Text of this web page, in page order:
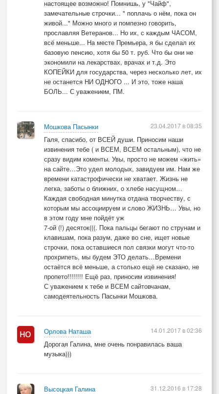
настоящее возможно! Помнишь, у "Чайф",
замечательные строчки... " поплачь о нём, пока он
живой..." Можно много и помпезно говорить,
прославляя Ветеранов... Но их, с каждым ЧАСОМ,
всё меньше... На месте Премьера, я бы сделал их
базовую пенсию, хотя бы 50 т. руб. Что бы они не
экономили на лекарствах, врачах и т.д. Это
КОПЕЙКИ для государства, через несколько лет, их
не останется НИ ОДНОГО ... И это, тоже наша
БОЛЬ... С уважением, ПМ.
Мошкова Пасынки
Галя, спасибо, от ВСЕЙ души. Приносим наши
извинения тебе ( и ВСЕМ, ВСЕМ остальным), что не
сразу видим коменты. Увы, просто не можем «жить»
на сайте…Это удел молодых, завидуем им. Нам же
времени катастрофически не хватает. Жизнь не
легка, заботы о ближних, о хлебе насущном…
Каждая свободная минутка отдана творчеству, с
которым мы ассоциируем и слово ЖИЗНЬ… Увы, но
в этом году мне пойдёт уж
7-ой (!) десяток(((. Пока пальцы бегают по струнам и
клавишам, пока разум, даже во сне, ищет новые
строчки, пока оставшиеся пол связки могут что-то
прохрипеть, мы будем ЭТО делать…Времени
остаётся всё меньше, а столько ещё не сказано, не
пропето!!!!!!!! Ещё раз, приносим извинения!
С уважением к тебе и ВСЕМ сайтовчанам,
самодеятельность Пасынки Мошкова.
23.04.2017 в 08:35
Орлова Наташа
Дорогая Галина, мне очень понравилась ваша
музыка)))
14.01.2017 в 02:36
Высоцкая Галина
31.12.2016 в 17:28